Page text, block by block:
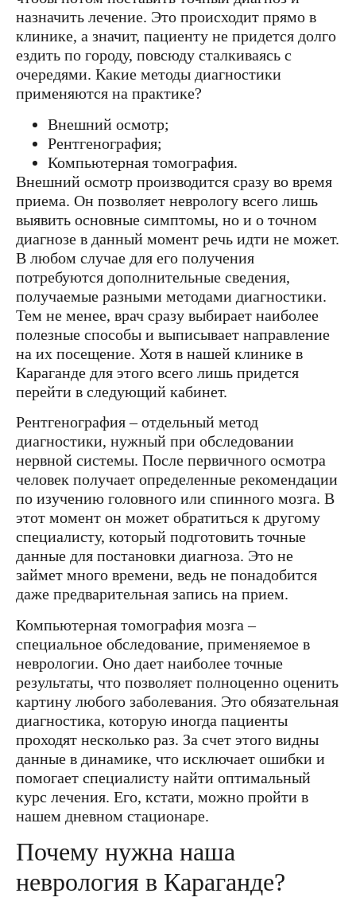
назначить лечение. Это происходит прямо в
клинике, а значит, пациенту не придется долго
ездить по городу, повсюду сталкиваясь с
очередями. Какие методы диагностики
применяются на практике?
Внешний осмотр;
Рентгенография;
Компьютерная томография.
Внешний осмотр производится сразу во время
приема. Он позволяет неврологу всего лишь
выявить основные симптомы, но и о точном
диагнозе в данный момент речь идти не может.
В любом случае для его получения
потребуются дополнительные сведения,
получаемые разными методами диагностики.
Тем не менее, врач сразу выбирает наиболее
полезные способы и выписывает направление
на их посещение. Хотя в нашей клинике в
Караганде для этого всего лишь придется
перейти в следующий кабинет.
Рентгенография – отдельный метод
диагностики, нужный при обследовании
нервной системы. После первичного осмотра
человек получает определенные рекомендации
по изучению головного или спинного мозга. В
этот момент он может обратиться к другому
специалисту, который подготовить точные
данные для постановки диагноза. Это не
займет много времени, ведь не понадобится
даже предварительная запись на прием.
Компьютерная томография мозга –
специальное обследование, применяемое в
неврологии. Оно дает наиболее точные
результаты, что позволяет полноценно оценить
картину любого заболевания. Это обязательная
диагностика, которую иногда пациенты
проходят несколько раз. За счет этого видны
данные в динамике, что исключает ошибки и
помогает специалисту найти оптимальный
курс лечения. Его, кстати, можно пройти в
нашем дневном стационаре.
Почему нужна наша
неврология в Караганде?